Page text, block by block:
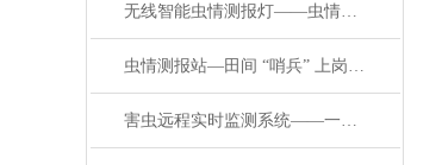
无线智能虫情测报灯——虫情识别 “火眼金睛”：智能系统的辨虫秘籍
虫情测报站—田间 “哨兵” 上岗：智能化虫情预警系统的实战案例解析
害虫远程实时监测系统——一款自动清扫的自动识别虫情测报灯#2024已更新